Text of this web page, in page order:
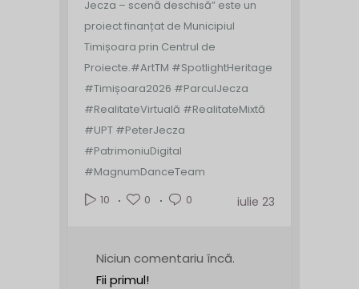
Jecza – scenă deschisă” este un
proiect finanțat de Municipiul
Timișoara prin Centrul de
Proiecte.#ArtTM #SpotlightHeritage
#Timișoara2026 #ParculJecza
#RealitateVirtuală #RealitateMixtă
#UPT #PeterJecza
#PatrimoniuDigital
#MagnumDanceTeam
10
0 0 iulie 23
Niciun comentariu încă.
Fii primul!